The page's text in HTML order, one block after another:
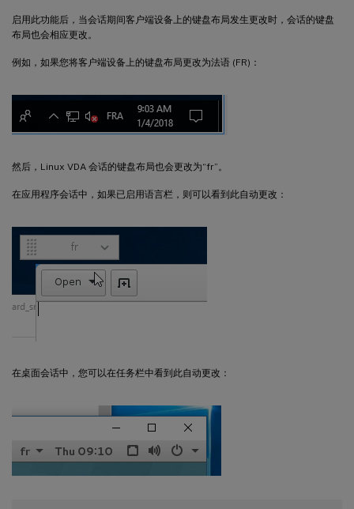
启用此功能后，当会话期间客户端设备上的键盘布局发生更改时，会话的键盘
布局也会相应更改。
例如，如果您将客户端设备上的键盘布局更改为法语 (FR)：
然后，Linux VDA 会话的键盘布局也会更改为“fr”。
在应用程序会话中，如果已启用语言栏，则可以看到此自动更改：
在桌面会话中，您可以在任务栏中看到此自动更改：